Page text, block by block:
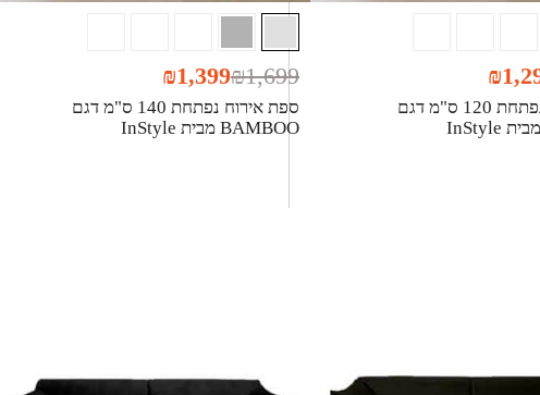
ספת אירוח נפתחת 120 ס"מ דגם
₪
ספת אירוח נפתחת 140 ס"מ דגם
BAMBOO מבית InStyle
₪1,699
₪1,399